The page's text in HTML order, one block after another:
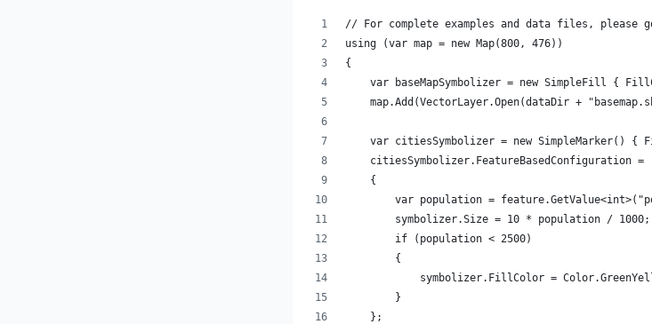
// For complete examples and data files, please
using (var map = new Map(800, 476))
{
var baseMapSymbolizer = new SimpleFill {
map.Add(VectorLayer.Open(dataDir +
var citiesSymbolizer = new SimpleMarker() {
citiesSymbolizer.FeatureBasedConfiguration =
    {
var population =
        symbolizer.Size = 10 * population / 1000;
        if (population < 2500)
        {
symbolizer.FillColor =
        }
    };